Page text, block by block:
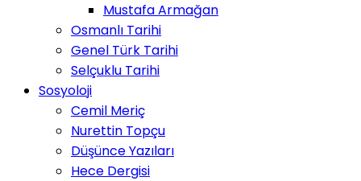
Mustafa Armağan
Osmanlı Tarihi
Genel Türk Tarihi
Selçuklu Tarihi
Sosyoloji
Cemil Meriç
Nurettin Topçu
Düşünce Yazıları
Hece Dergisi